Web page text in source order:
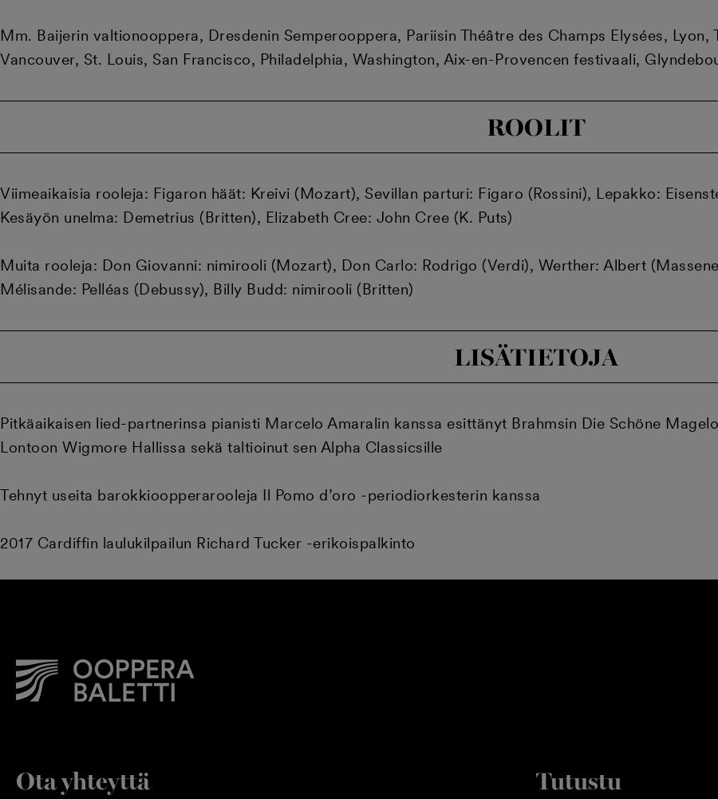
Mm. Baijerin valtionooppera, Dresdenin Semperooppera, Pariisin Théâtre des Champs Elysées,
Vancouver, St. Louis, San Francisco, Philadelphia, Washington, Aix-en-Provencen festivaali,
ROOLIT
Viimeaikaisia rooleja: Figaron häät: Kreivi (Mozart), Sevillan parturi: Figaro (Rossini), Lepakko:
Kesäyön unelma: Demetrius (Britten), Elizabeth Cree: John Cree (K. Puts)
Muita rooleja: Don Giovanni: nimirooli (Mozart), Don Carlo: Rodrigo (Verdi), Werther: Albert
Mélisande: Pelléas (Debussy), Billy Budd: nimirooli (Britten)
LISÄTIETOJA
Pitkäaikaisen lied-partnerinsa pianisti Marcelo Amaralin kanssa esittänyt Brahmsin Die Schöne
Lontoon Wigmore Hallissa sekä taltioinut sen Alpha Classicsille
Tehnyt useita barokkioopperarooleja Il Pomo d’oro -periodiorkesterin kanssa
2017 Cardiffin laulukilpailun Richard Tucker -erikoispalkinto
Ota yhteyttä Tutustu